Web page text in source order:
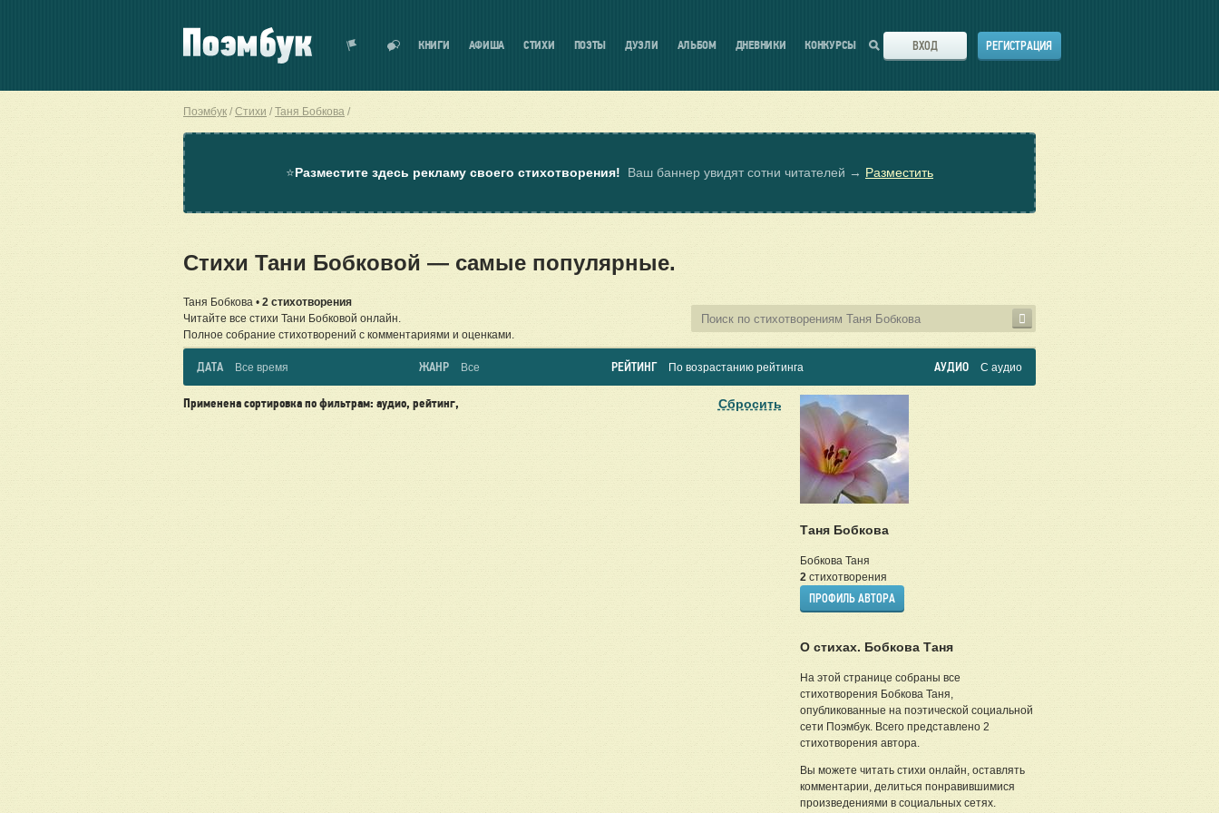
КНИГИ АФИША СТИХИ ПОЭТЫ ДУЭЛИ АЛЬБОМ ДНЕВНИКИ КОНКУРСЫ ВХОД РЕГИСТРАЦИЯ
Поэмбук Стихи Таня Бобкова
⭐Разместите здесь рекламу своего стихотворения! Ваш баннер увидят сотни читателей → Разместить
Стихи Тани Бобковой — самые популярные.
Таня Бобкова • 2 стихотворения
Читайте все стихи Тани Бобковой онлайн.
Полное собрание стихотворений с комментариями и оценками.
ДАТА Все время ЖАНР Все РЕЙТИНГ По возрастанию рейтинга АУДИО С аудио
Применена сортировка по фильтрам: аудио, рейтинг, Сбросить
Таня Бобкова
Бобкова Таня
2стихотворения
ПРОФИЛЬ АВТОРА
О стихах. Бобкова Таня
На этой странице собраны все
стихотворения Бобкова Таня,
опубликованные на поэтической социальной
сети Поэмбук. Всего представлено 2
стихотворения автора.
Вы можете читать стихи онлайн, оставлять
комментарии, делиться понравившимися
произведениями в социальных сетях.